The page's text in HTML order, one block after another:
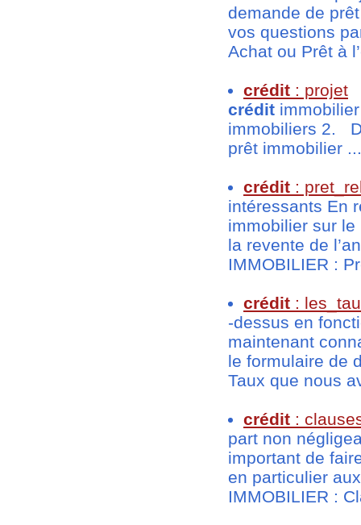
demande de
vos questions
Achat ou Prêt à
crédit : projet
crédit
immobiliers 2.
prêt immobilier ...
crédit :
intéressants En
immobilier sur
la revente de
IMMOBILIER :
crédit :
-dessus en
maintenant
le formulaire de
Taux que nous
crédit :
part non
important de
en particulier
IMMOBILIER :